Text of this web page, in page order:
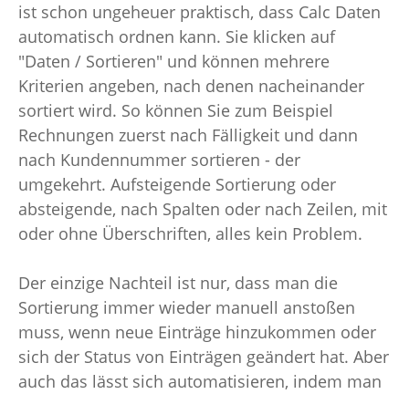
ist schon ungeheuer praktisch, dass Calc Daten
automatisch ordnen kann. Sie klicken auf
"Daten / Sortieren" und können mehrere
Kriterien angeben, nach denen nacheinander
sortiert wird. So können Sie zum Beispiel
Rechnungen zuerst nach Fälligkeit und dann
nach Kundennummer sortieren - der
umgekehrt. Aufsteigende Sortierung oder
absteigende, nach Spalten oder nach Zeilen, mit
oder ohne Überschriften, alles kein Problem.
Der einzige Nachteil ist nur, dass man die
Sortierung immer wieder manuell anstoßen
muss, wenn neue Einträge hinzukommen oder
sich der Status von Einträgen geändert hat. Aber
auch das lässt sich automatisieren, indem man